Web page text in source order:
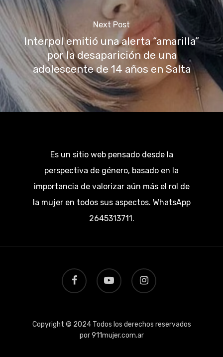
Next Post
Interpol emitió una alerta “amarilla”
por la desaparición de una
adolescente de 14 años en Salta
Es un sitio web pensado desde la
perspectiva de género, basado en la
importancia de valorizar aún más el rol de
la mujer en todos sus aspectos. WhatsApp
2645313711.
facebook youtube instagram
Copyright © 2024 Todos los derechos reservados
por 911mujer.com.ar